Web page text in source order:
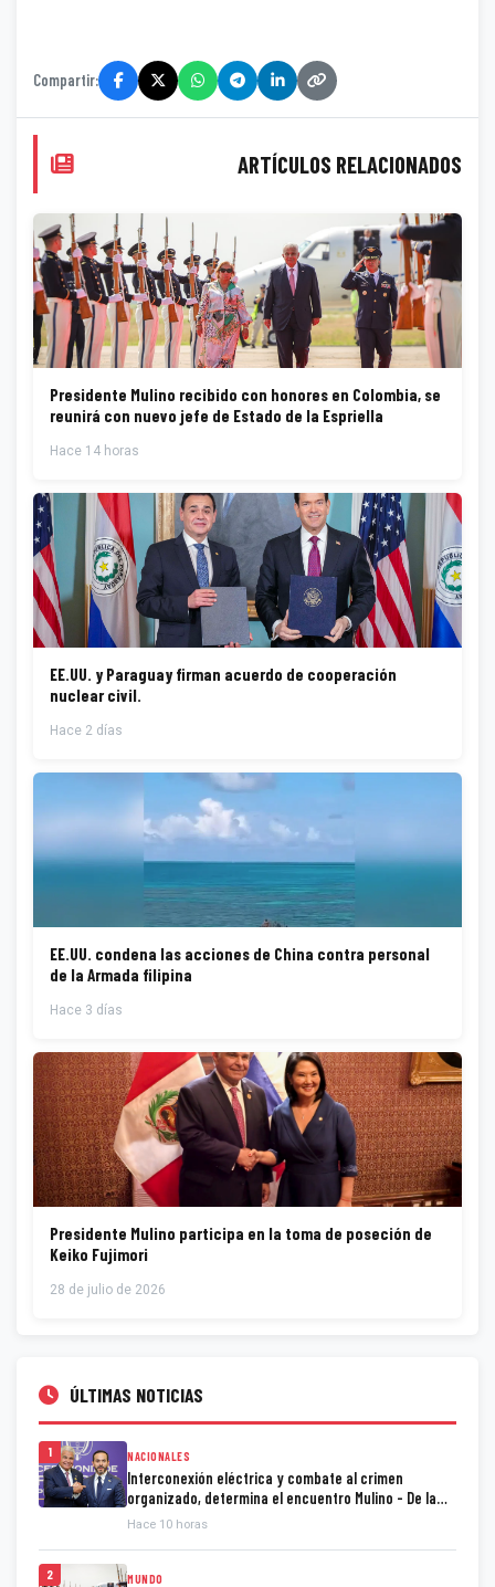
Compartir:
ARTÍCULOS RELACIONADOS
Presidente Mulino recibido con honores en Colombia, se
reunirá con nuevo jefe de Estado de la Espriella
Hace 14 horas
EE.UU. y Paraguay firman acuerdo de cooperación
nuclear civil.
Hace 2 días
EE.UU. condena las acciones de China contra personal
de la Armada filipina
Hace 3 días
Presidente Mulino participa en la toma de poseción de
Keiko Fujimori
28 de julio de 2026
ÚLTIMAS NOTICIAS
1 NACIONALES
Interconexión eléctrica y combate al crimen
organizado, determina el encuentro Mulino - De la
Espriella
Hace 10 horas
2 MUNDO